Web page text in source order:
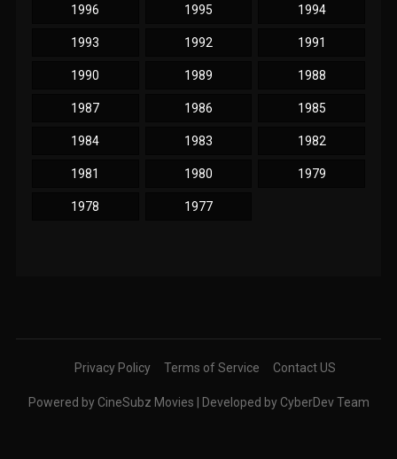
1996 1995 1994
1993 1992 1991
1990 1989 1988
1987 1986 1985
1984 1983 1982
1981 1980 1979
1978 1977
Privacy Policy Terms of Service Contact US
Powered by CineSubz Movies | Developed by CyberDev Team